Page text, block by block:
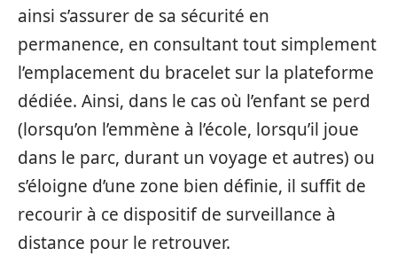
ainsi s’assurer de sa sécurité en
permanence, en consultant tout simplement
l’emplacement du bracelet sur la plateforme
dédiée. Ainsi, dans le cas où l’enfant se perd
(lorsqu’on l’emmène à l’école, lorsqu’il joue
dans le parc, durant un voyage et autres) ou
s’éloigne d’une zone bien définie, il suffit de
recourir à ce dispositif de surveillance à
distance pour le retrouver.